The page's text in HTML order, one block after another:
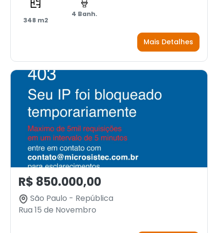
348 m2
4 Banh.
Mais Detalhes
R$ 850.000,00
São Paulo - República
Rua 15 de Novembro